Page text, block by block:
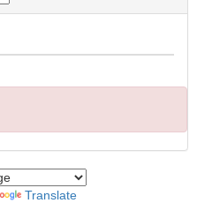
Translate